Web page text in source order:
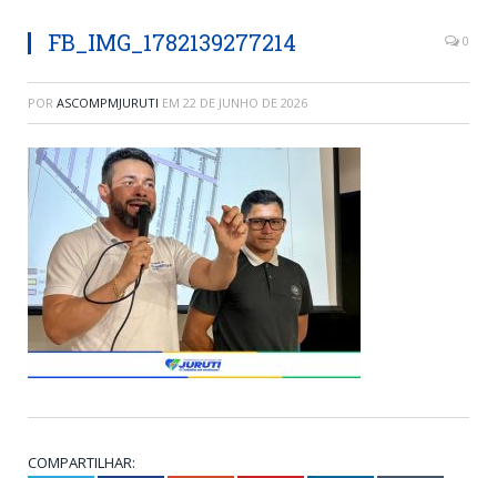
FB_IMG_1782139277214 0
POR ASCOMPMJURUTI EM 22 DE JUNHO DE 2026
COMPARTILHAR: